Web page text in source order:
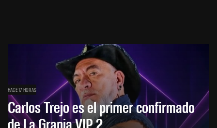
HACE 17 HORAS
Carlos Trejo es el primer confirmado
de La Granja VIP 2